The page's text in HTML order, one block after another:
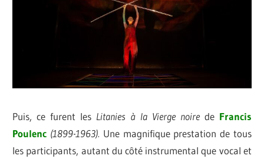
Puis, ce furent les Litanies à la Vierge noire de Francis
Poulenc (1899-1963). Une magnifique prestation de tous
les participants, autant du côté instrumental que vocal et